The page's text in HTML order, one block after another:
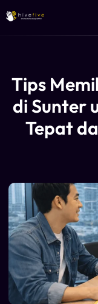
Tips
di Sunter
Tepat